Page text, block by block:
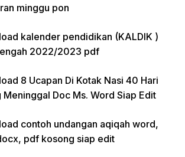
minggu pon
kalender pendidikan (KALDIK )
2022/2023 pdf
8 Ucapan Di Kotak Nasi 40 Hari
Meninggal Doc Ms. Word Siap Edit
contoh undangan aqiqah word,
pdf kosong siap edit